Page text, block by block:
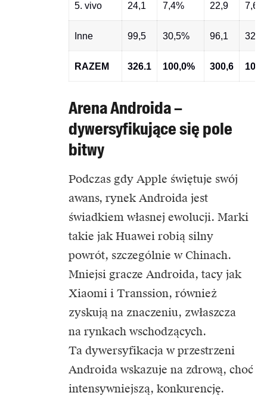
5. vivo 24,1 7,4% 22,9 7,6%
Inne 99,5 30,5% 96,1
RAZEM 326.1 100,0% 300,6
Arena Androida –
dywersyfikujące się pole
bitwy
Podczas gdy Apple świętuje swój
awans, rynek Androida jest
świadkiem własnej ewolucji. Marki
takie jakHuawei robią silny
powrót, szczególnie w Chinach.
Mniejsi gracze Androida, tacy jak
Xiaomi i Transsion, również
zyskują na znaczeniu, zwłaszcza
na rynkach wschodzących.
Ta dywersyfikacja w przestrzeni
Androida wskazuje na zdrową, choć
intensywniejszą, konkurencję.